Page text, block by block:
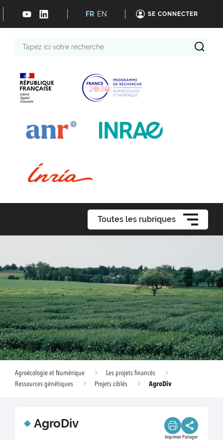
FR EN SE CONNECTER
recherche
Toutes les rubriques
Agroécologie et Numérique
Les projets financés
Ressources génétiques
Projets ciblés AgroDiv
AgroDiv
Imprimer Partager